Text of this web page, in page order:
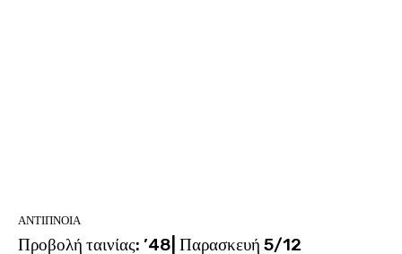
ΑΝΤΊΠΝΟΙΑ
Προβολή ταινίας: ’48| Παρασκευή 5/12